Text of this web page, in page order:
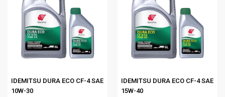
IDEMITSU DURA ECO CF-4 SAE
10W-30
IDEMITSU DURA ECO CF-4 SAE
15W-40